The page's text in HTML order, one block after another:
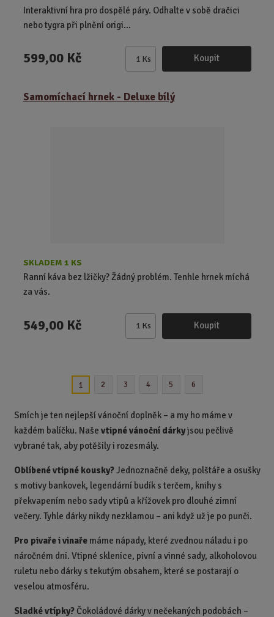
Interaktivní hra pro dospělé páry. Odhalte v sobě dračici
nebo tygra při plnění origi...
599,00 Kč
Z
Ks Koupit
Samomíchací hrnek - Deluxe bílý
SKLADEM 1 KS
Ranní káva bez lžičky? Žádný problém. Tenhle hrnek míchá
za vás.
549,00 Kč
Z
p
t
Ks Koupit
1 2 3 4 5 6
Smích je ten nejlepší vánoční doplněk – a my ho máme v
každém balíčku. Naše vtipné vánoční dárkyjsou pečlivě
vybrané tak, aby potěšily i rozesmály.
Oblíbené vtipné kousky?Jednoznačně deky, polštáře a osušky
s motivy bankovek, legendární budík s terčem, knihy s
překvapením nebo sady vtipů a křížovek pro dlouhé zimní
večery. Tyhle dárky nikdy nezklamou – ani když už je po punči.
Pro pivaře i vinařemáme nápady, které zvednou náladu i po
náročném dni. Vtipné sklenice, pivní a vinné sady, alkoholovou
ruletu nebo dárky s tekutým obsahem, které se postarají o
veselou atmosféru.
Sladké vtípky?Čokoládové dárky v nečekaných podobách –